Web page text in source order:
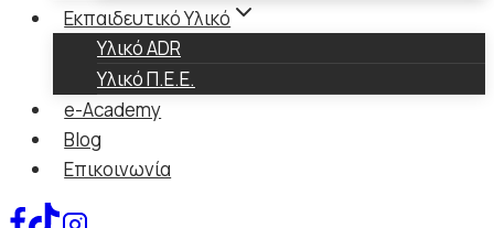
Εκπαιδευτικό Υλικό
Υλικό ADR
Υλικό Π.Ε.Ε.
e-Academy
Blog
Επικοινωνία